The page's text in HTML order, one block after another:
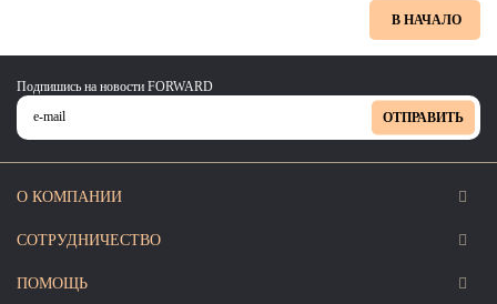
В НАЧАЛО
Подпишись на новости FORWARD
ОТПРАВИТЬ
О КОМПАНИИ
СОТРУДНИЧЕСТВО
ПОМОЩЬ